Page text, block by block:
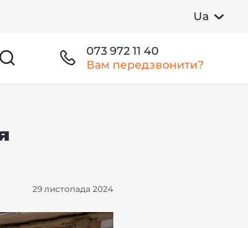
Ua
073 972 11 40
Вам передзвонити?
29 листопада 2024